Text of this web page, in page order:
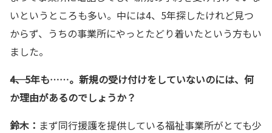
いというところも多い。中には4、5年探したけれど見つ
からず、うちの事業所にやっとたどり着いたという方もい
ました。
――4、5年も……。新規の受け付けをしていないのには、何
か理由があるのでしょうか？
鈴木： まず同行援護を提供している福祉事業所がとても少